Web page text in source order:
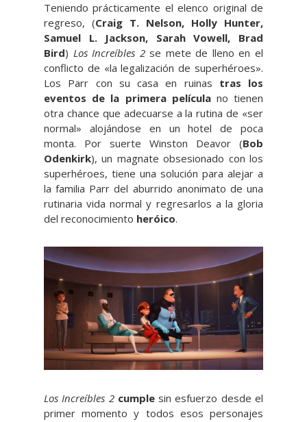
Teniendo prácticamente el elenco original de
regreso, (Craig T. Nelson, Holly Hunter,
Samuel L. Jackson, Sarah Vowell, Brad
Bird) Los Increíbles 2se mete de lleno en el
conflicto de «la legalización de superhéroes».
Los Parr con su casa en ruinas tras los
eventos de la primera películano tienen
otra chance que adecuarse a la rutina de «ser
normal» alojándose en un hotel de poca
monta. Por suerte Winston Deavor (Bob
Odenkirk), un magnate obsesionado con los
superhéroes, tiene una solución para alejar a
la familia Parr del aburrido anonimato de una
rutinaria vida normal y regresarlos a la gloria
del reconocimiento heróico.
Los Increíbles 2 cumplesin esfuerzo desde el
primer momento y todos esos personajes